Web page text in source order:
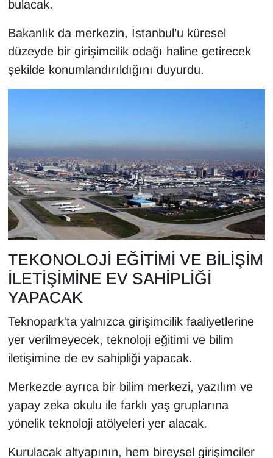
bulacak.
Bakanlık da merkezin, İstanbul’u küresel
düzeyde bir girişimcilik odağı haline getirecek
şekilde konumlandırıldığını duyurdu.
TEKONOLOJİ EĞİTİMİ VE BİLİŞİM
İLETİŞİMİNE EV SAHİPLİĞİ
YAPACAK
Teknopark'ta yalnızca girişimcilik faaliyetlerine
yer verilmeyecek, teknoloji eğitimi ve bilim
iletişimine de ev sahipliği yapacak.
Merkezde ayrıca bir bilim merkezi, yazılım ve
yapay zeka okulu ile farklı yaş gruplarına
yönelik teknoloji atölyeleri yer alacak.
Kurulacak altyapının, hem bireysel girişimciler
RÖPORTAJ
SAĞLIK
Seri İlan
SPOR
TEBRİK
TEKNOLOJİ
Turizm
VAN'DA SPOR
Vasıta
YAŞAM
YEREL